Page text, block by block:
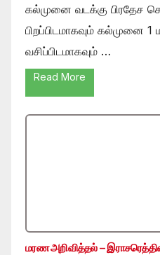
கல்முனை வடக்கு பிரதேச
பிறப்பிடமாகவும்
வசிப்பிடமாகவும் …
Read More
மரண அறிவித்தல் –